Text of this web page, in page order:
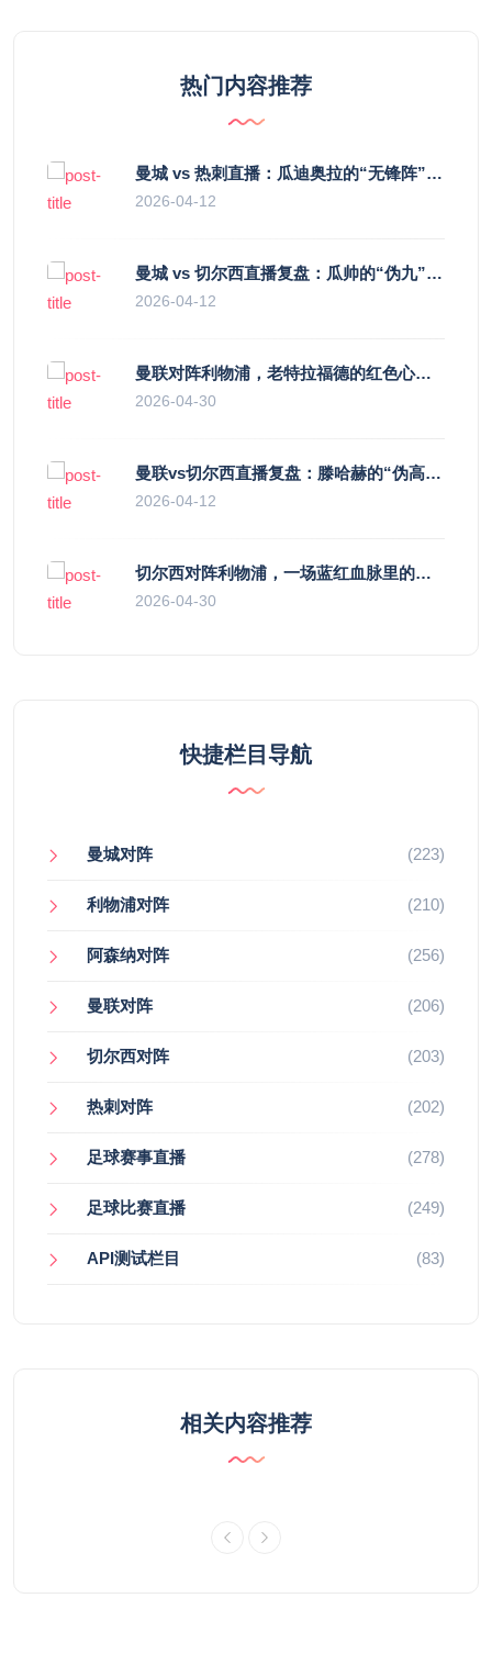
热门内容推荐
曼城 vs 热刺直播：瓜迪奥拉的“无锋阵”是天才设计还是自废武功？
2026-04-12
曼城 vs 切尔西直播复盘：瓜帅的“伪九”陷阱，如何绞杀蓝军的“三中卫”？
2026-04-12
曼联对阵利物浦，老特拉福德的红色心跳与蓝色暗涌
2026-04-30
曼联vs切尔西直播复盘：滕哈赫的“伪高位”与波切蒂诺的“无锋阵”，谁更拧巴？
2026-04-12
切尔西对阵利物浦，一场蓝红血脉里的恩怨与忠诚
2026-04-30
快捷栏目导航
曼城对阵 (223)
利物浦对阵 (210)
阿森纳对阵 (256)
曼联对阵 (206)
切尔西对阵 (203)
热刺对阵 (202)
足球赛事直播 (278)
足球比赛直播 (249)
API测试栏目 (83)
相关内容推荐